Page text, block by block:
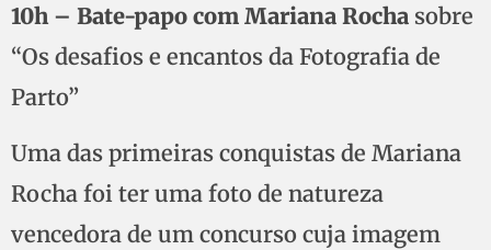
10h – Bate-papo com Mariana Rocha sobre
“Os desafios e encantos da Fotografia de
Parto”
Uma das primeiras conquistas de Mariana
Rocha foi ter uma foto de natureza
vencedora de um concurso cuja imagem